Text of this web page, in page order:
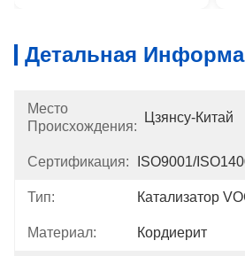
Детальная
Место
Происхождения:
Цзянсу-Китай
Сертификация: ISO9001/
Тип: Катализатор
Материал: Кордиерит